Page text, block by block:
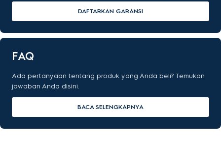
DAFTARKAN GARANSI
FAQ
Ada pertanyaan tentang produk yang Anda beli? Temukan
jawaban Anda disini.
BACA SELENGKAPNYA